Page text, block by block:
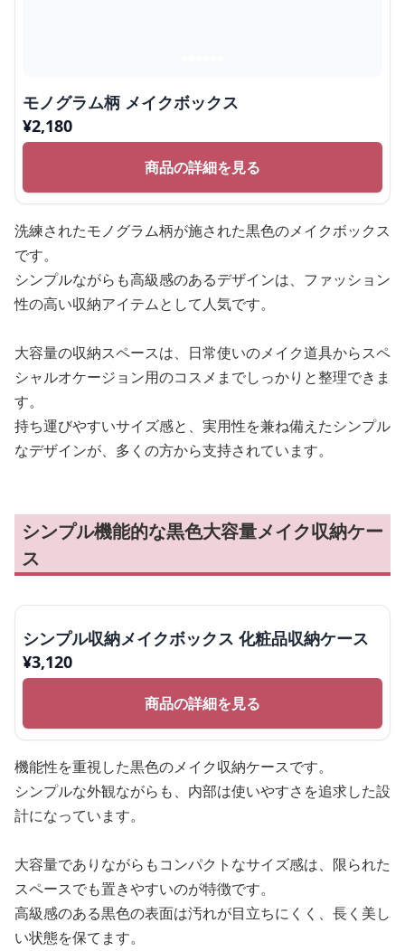
モノグラム柄 メイクボックス
¥2,180
商品の詳細を見る
洗練されたモノグラム柄が施された黒色のメイクボックス
です。
シンプルながらも高級感のあるデザインは、ファッション
性の高い収納アイテムとして人気です。
大容量の収納スペースは、日常使いのメイク道具からスペ
シャルオケージョン用のコスメまでしっかりと整理できま
す。
持ち運びやすいサイズ感と、実用性を兼ね備えたシンプル
なデザインが、多くの方から支持されています。
シンプル機能的な黒色大容量メイク収納ケー
ス
シンプル収納メイクボックス 化粧品収納ケース
¥3,120
商品の詳細を見る
機能性を重視した黒色のメイク収納ケースです。
シンプルな外観ながらも、内部は使いやすさを追求した設
計になっています。
大容量でありながらもコンパクトなサイズ感は、限られた
スペースでも置きやすいのが特徴です。
高級感のある黒色の表面は汚れが目立ちにくく、長く美し
い状態を保てます。